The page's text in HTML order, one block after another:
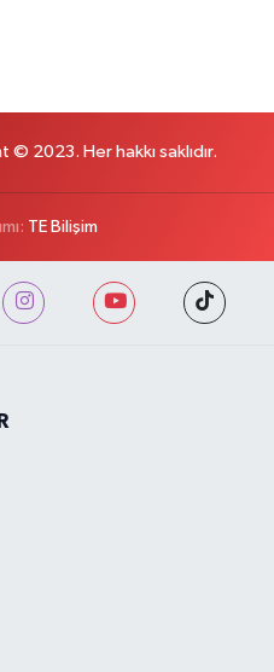
© 2023. Her hakkı saklıdır.
TE Bilişim